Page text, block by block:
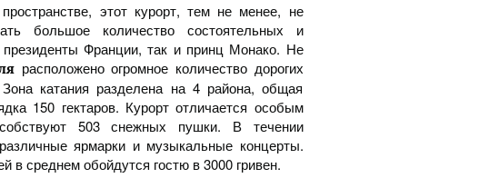
этот курорт, тем не менее, не
большое количество состоятельных и
Франции, так и принц Монако. Не
расположено огромное количество дорогих
катания разделена на 4 района, общая
150 гектаров. Курорт отличается особым
503 снежных пушки. В течении
ярмарки и музыкальные концерты.
в среднем обойдутся гостю в 3000 гривен.